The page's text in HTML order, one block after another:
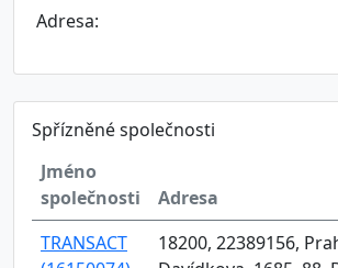
Adresa:
Spřízněné společnosti
Jméno
společnosti
Adresa
TRANSACT
18200, 22389156,